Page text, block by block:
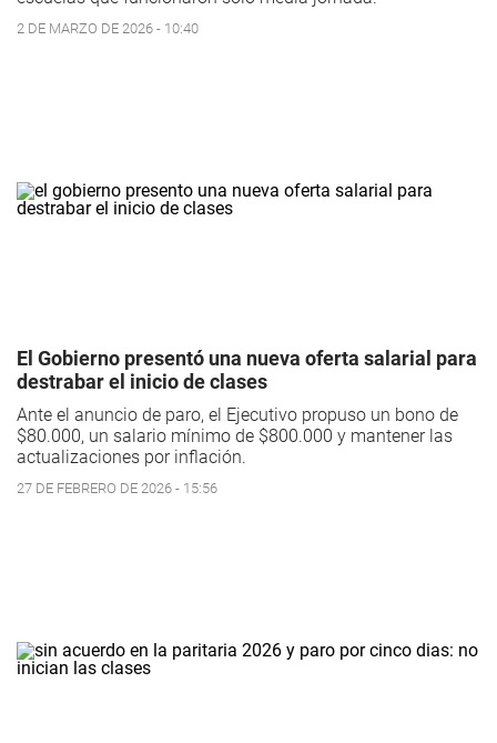
2 DE MARZO DE 2026 - 10:40
El Gobierno presentó una nueva oferta salarial para
destrabar el inicio de clases
Ante el anuncio de paro, el Ejecutivo propuso un bono de
$80.000, un salario mínimo de $800.000 y mantener las
actualizaciones por inflación.
27 DE FEBRERO DE 2026 - 15:56